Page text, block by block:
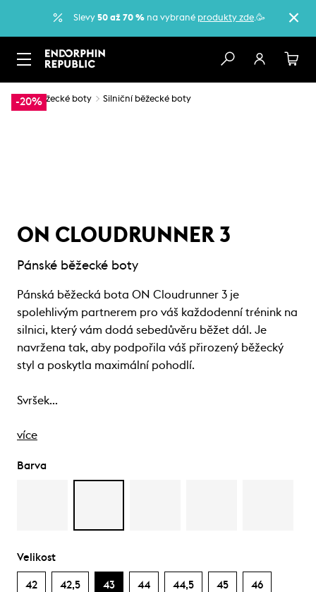
Slevy 50 až 70 % na vybrané produkty zde.🥳
-20%
… Běžecké boty Silniční běžecké boty
ON CLOUDRUNNER 3
Pánské běžecké boty
Pánská běžecká bota ON Cloudrunner 3 je
spolehlivým partnerem pro váš každodenní trénink na
silnici, který vám dodá sebedůvěru běžet dál. Je
navržena tak, aby podpořila váš přirozený běžecký
styl a poskytla maximální pohodlí.
Svršek…
více
Barva
Velikost
42 42,5 43 44 44,5 45 46